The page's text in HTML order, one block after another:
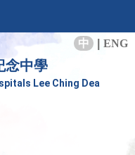
中 ENG
念中學
Lee Ching Dea